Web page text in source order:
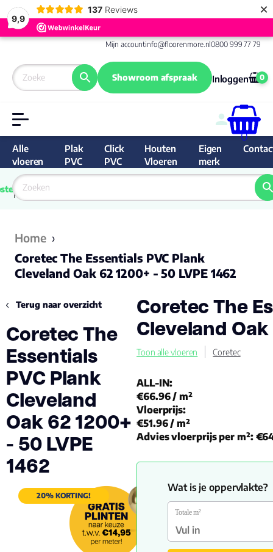
9,9
137 Reviews ×
Mijn accountinfo@floorenmore.nl0800 999 77 79
Showroom afspraak Inloggen 0
0
Alle
vloeren
Plak
PVC
Click
PVC
Houten
Vloeren
Eigen
merk
van
Nederland
9.6/10
Home ›
Coretec The Essentials PVC Plank
Cleveland Oak 62 1200+ - 50 LVPE 1462
Terug naar overzicht
Coretec The
Essentials
PVC Plank
Cleveland
Oak 62 1200+
- 50 LVPE
1462
20% KORTING!
Coretec The
Cleveland
Toon alle vloeren Coretec
ALL-IN:
€66.96/ m²
Vloerprijs:
€51.96/ m²
Advies vloerprijs per m²:
Wat is je oppervlakte?
Totale m²